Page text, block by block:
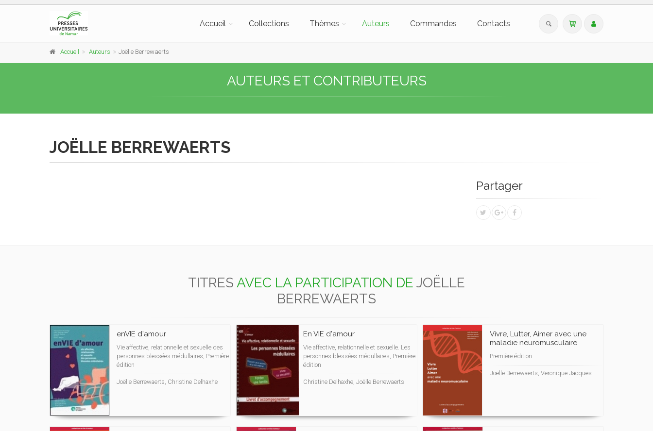
Accueil Collections Thèmes Auteurs Commandes Contacts
Accueil Auteurs Joëlle Berrewaerts
AUTEURS ET CONTRIBUTEURS
JOËLLE BERREWAERTS
Partager
TITRES AVEC LA PARTICIPATION DE JOËLLE
BERREWAERTS
enVIE d'amour
Vie affective, relationnelle et sexuelle des
personnes blessées médullaires, Première
édition
Joëlle Berrewaerts, Christine Delhaxhe
En VIE d'amour
Vie affective, relationnelle et sexuelle. Les
personnes blessées médullaires, Première
édition
Christine Delhaxhe, Joëlle Berrewaerts
Vivre, Lutter, Aimer avec une
maladie neuromusculaire
Première édition
Joëlle Berrewaerts, Veronique Jacques